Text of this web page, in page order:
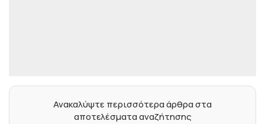
Ανακαλύψτε περισσότερα άρθρα στα
αποτελέσματα αναζήτησης